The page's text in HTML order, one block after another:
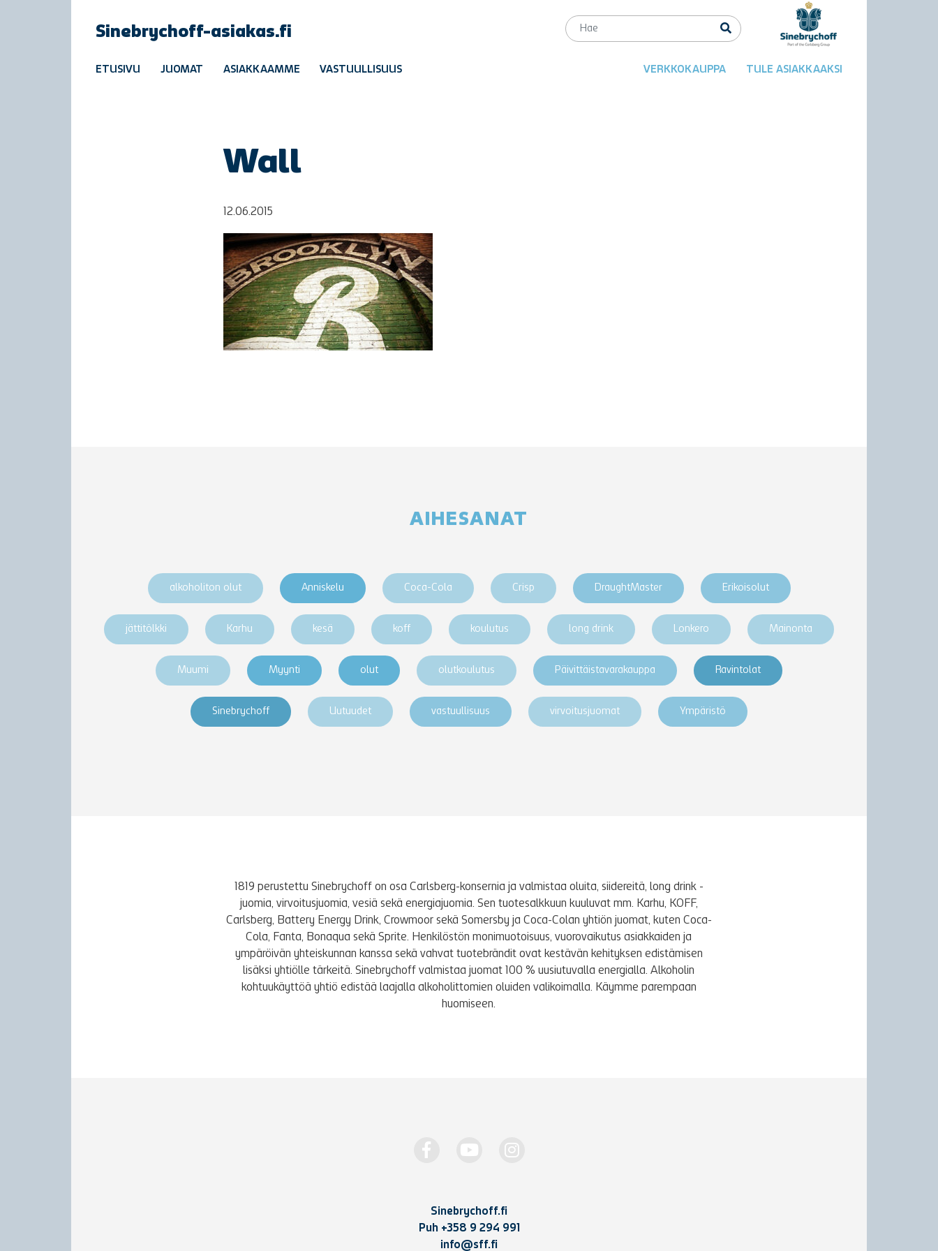
Sinebrychoff-asiakas.fi
ETUSIVU JUOMAT ASIAKKAAMME VASTUULLISUUS VERKKOKAUPPA TULE ASIAKKAAKSI
Wall
12.06.2015
AIHESANAT
alkoholiton olut Anniskelu Coca-Cola Crisp DraughtMaster Erikoisolut
jättitölkki Karhu kesä koff koulutus long drink Lonkero Mainonta
Muumi Myynti olut olutkoulutus Päivittäistavarakauppa Ravintolat
Sinebrychoff Uutuudet vastuullisuus virvoitusjuomat Ympäristö
1819 perustettu Sinebrychoff on osa Carlsberg-konsernia ja valmistaa oluita, siidereitä, long drink -
juomia, virvoitusjuomia, vesiä sekä energiajuomia. Sen tuotesalkkuun kuuluvat mm. Karhu, KOFF,
Carlsberg, Battery Energy Drink, Crowmoor sekä Somersby ja Coca-Colan yhtiön juomat, kuten Coca-
Cola, Fanta, Bonaqua sekä Sprite. Henkilöstön monimuotoisuus, vuorovaikutus asiakkaiden ja
ympäröivän yhteiskunnan kanssa sekä vahvat tuotebrändit ovat kestävän kehityksen edistämisen
lisäksi yhtiölle tärkeitä. Sinebrychoff valmistaa juomat 100 % uusiutuvalla energialla. Alkoholin
kohtuukäyttöä yhtiö edistää laajalla alkoholittomien oluiden valikoimalla. Käymme parempaan
huomiseen.
Sinebrychoff.fi
Puh +358 9 294 991
info@sff.fi